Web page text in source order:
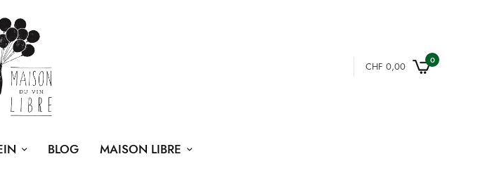
CHF 0,00
0
BLOG MAISON LIBRE